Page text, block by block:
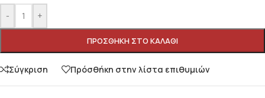
- +
ΠΡΟΣΘΉΚΗ ΣΤΟ ΚΑΛΆΘΙ
Σύγκριση Πρόσθήκη στην λίστα επιθυμιών